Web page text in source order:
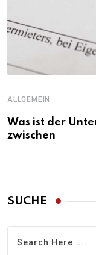
ALLGEMEIN
Was ist der
zwischen
SUCHE